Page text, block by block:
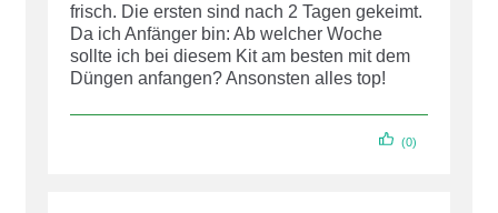
frisch. Die ersten sind nach 2 Tagen gekeimt.
Da ich Anfänger bin: Ab welcher Woche
sollte ich bei diesem Kit am besten mit dem
Düngen anfangen? Ansonsten alles top!
(0)